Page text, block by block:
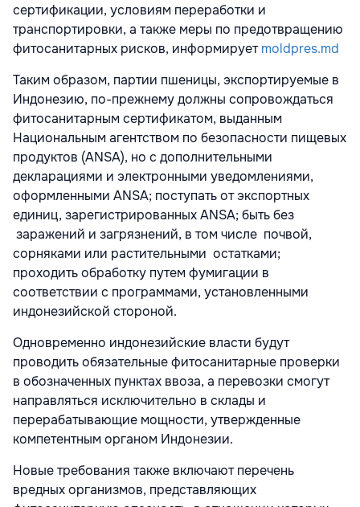
сертификации, условиям переработки и
транспортировки, а также меры по предотвращению
фитосанитарных рисков, информируетmoldpres.md
Таким образом, партии пшеницы, экспортируемые в
Индонезию, по-прежнему должны сопровождаться
фитосанитарным сертификатом, выданным
Национальным агентством по безопасности пищевых
продуктов (ANSA), но с дополнительными
декларациями и электронными уведомлениями,
оформленными ANSA; поступать от экспортных
единиц, зарегистрированных ANSA; быть без
заражений и загрязнений, в том числе почвой,
сорняками или растительными остатками;
проходить обработку путем фумигации в
соответствии с программами, установленными
индонезийской стороной.
Одновременно индонезийские власти будут
проводить обязательные фитосанитарные проверки
в обозначенных пунктах ввоза, а перевозки смогут
направляться исключительно в склады и
перерабатывающие мощности, утвержденные
компетентным органом Индонезии.
Новые требования также включают перечень
вредных организмов, представляющих